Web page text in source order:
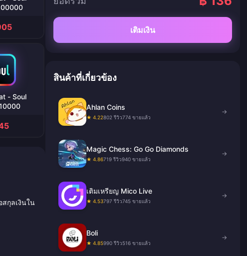
- Soul
สกุลเงินใน
เติมเงิน
สินค้าที่เกี่ยวข้อง
Ahlan Coins
★ 4.22802 รีวิว774 ขายแล้ว
→
Magic Chess: Go Go Diamonds
★ 4.86719 รีวิว940 ขายแล้ว
→
เติมเหรียญ Mico Live
★ 4.53797 รีวิว745 ขายแล้ว
→
Boli
★ 4.85990 รีวิว516 ขายแล้ว
→